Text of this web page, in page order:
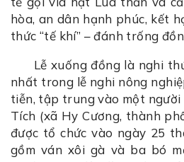
hòa, an dân hạnh phúc, kết
thức “tế khí” – đánh trống
Lễ xuống đồng là nghi
nhất trong lễ nghi nông
tiễn, tập trung vào một người
Tích (xã Hy Cương, thành
được tổ chức vào ngày 25
gồm ván xôi gà và ba bó